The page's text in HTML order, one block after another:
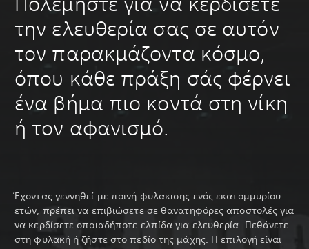
την ελευθερία σας σε αυτόν
τον παρακμάζοντα κόσμο,
όπου κάθε πράξη σάς φέρνει
ένα βήμα πιο κοντά στη νίκη
ή τον αφανισμό.
Έχοντας γεννηθεί με ποινή φυλακισης ενός εκατομμυρίου
ετών, πρέπει να επιβιώσετε σε θανατηφόρες αποστολές για
να κερδίσετε οποιαδήποτε ελπίδα για ελευθερία. Πεθάνετε
στη φυλακή ή ζήστε στο πεδίο της μάχης. Η επιλογή είναι